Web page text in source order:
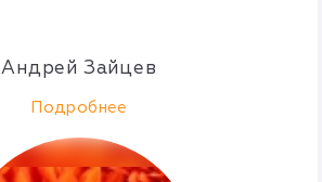
Андрей Зайцев
Подробнее